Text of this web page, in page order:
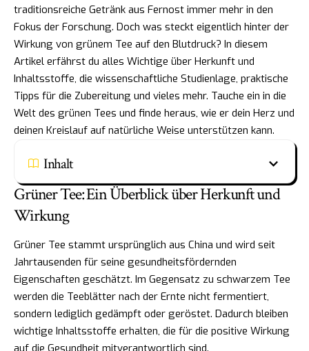
traditionsreiche Getränk aus Fernost immer mehr in den
Fokus der Forschung. Doch was steckt eigentlich hinter der
Wirkung von grünem Tee auf den Blutdruck? In diesem
Artikel erfährst du alles Wichtige über Herkunft und
Inhaltsstoffe, die wissenschaftliche Studienlage, praktische
Tipps für die Zubereitung und vieles mehr. Tauche ein in die
Welt des grünen Tees und finde heraus, wie er dein Herz und
deinen Kreislauf auf natürliche Weise unterstützen kann.
Inhalt
Grüner Tee: Ein Überblick über Herkunft und
Wirkung
Grüner Tee stammt ursprünglich aus China und wird seit
Jahrtausenden für seine gesundheitsfördernden
Eigenschaften geschätzt. Im Gegensatz zu schwarzem Tee
werden die Teeblätter nach der Ernte nicht fermentiert,
sondern lediglich gedämpft oder geröstet. Dadurch bleiben
wichtige Inhaltsstoffe erhalten, die für die positive Wirkung
auf die Gesundheit mitverantwortlich sind.